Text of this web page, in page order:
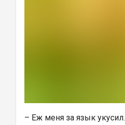
– Еж меня за язык укусил.